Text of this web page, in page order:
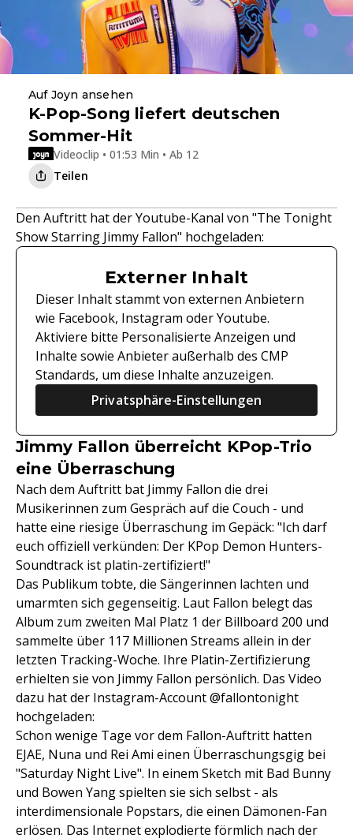
Auf Joyn ansehen
K-Pop-Song liefert deutschen
Sommer-Hit
Videoclip • 01:53 Min • Ab 12
Teilen
Den Auftritt hat der Youtube-Kanal von "The Tonight
Show Starring Jimmy Fallon" hochgeladen:
Externer Inhalt
Dieser Inhalt stammt von externen Anbietern
wie Facebook, Instagram oder Youtube.
Aktiviere bitte Personalisierte Anzeigen und
Inhalte sowie Anbieter außerhalb des CMP
Standards, um diese Inhalte anzuzeigen.
Privatsphäre-Einstellungen
Jimmy Fallon überreicht KPop-Trio
eine Überraschung
Nach dem Auftritt bat Jimmy Fallon die drei
Musikerinnen zum Gespräch auf die Couch - und
hatte eine riesige Überraschung im Gepäck: "Ich darf
euch offiziell verkünden: Der KPop Demon Hunters-
Soundtrack ist platin-zertifiziert!"
Das Publikum tobte, die Sängerinnen lachten und
umarmten sich gegenseitig. Laut Fallon belegt das
Album zum zweiten Mal Platz 1 der Billboard 200 und
sammelte über 117 Millionen Streams allein in der
letzten Tracking-Woche. Ihre Platin-Zertifizierung
erhielten sie von Jimmy Fallon persönlich. Das Video
dazu hat der Instagram-Account @fallontonight
hochgeladen:
Schon wenige Tage vor dem Fallon-Auftritt hatten
EJAE, Nuna und Rei Ami einen Überraschungsgig bei
"Saturday Night Live". In einem Sketch mit Bad Bunny
und Bowen Yang spielten sie sich selbst - als
interdimensionale Popstars, die einen Dämonen-Fan
erlösen. Das Internet explodierte förmlich nach der